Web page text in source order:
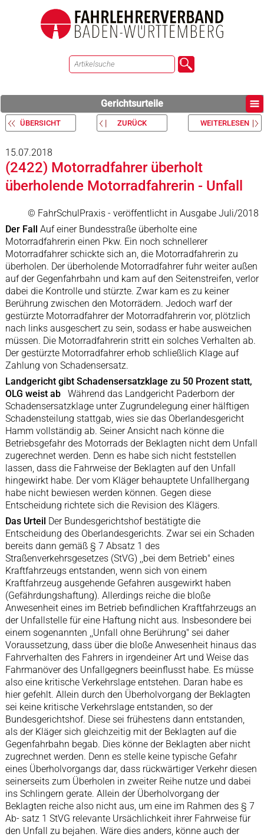
Gerichtsurteile
ÜBERSICHT ZURÜCK WEITERLESEN
15.07.2018
(2422) Motorradfahrer überholt
überholende Motorradfahrerin - Unfall
© FahrSchulPraxis - veröffentlicht in Ausgabe Juli/2018
Der Fall Auf einer Bundesstraße überholte eine
Motorradfahrerin einen Pkw. Ein noch schnellerer
Motorradfahrer schickte sich an, die Motorradfahrerin zu
überholen. Der überholende Motorradfahrer fuhr weiter außen
auf der Gegenfahrbahn und kam auf den Seitenstreifen, verlor
dabei die Kontrolle und stürzte. Zwar kam es zu keiner
Berührung zwischen den Motorrädern. Jedoch warf der
gestürzte Motorradfahrer der Motorradfahrerin vor, plötzlich
nach links ausgeschert zu sein, sodass er habe ausweichen
müssen. Die Motorradfahrerin stritt ein solches Verhalten ab.
Der gestürzte Motorradfahrer erhob schließlich Klage auf
Zahlung von Schadensersatz.
Landgericht gibt Schadensersatzklage zu 50 Prozent statt,
OLG weist abWährend das Landgericht Paderborn der
Schadensersatzklage unter Zugrundelegung einer hälftigen
Schadensteilung stattgab, wies sie das Oberlandesgericht
Hamm vollständig ab. Seiner Ansicht nach könne die
Betriebsgefahr des Motorrads der Beklagten nicht dem Unfall
zugerechnet werden. Denn es habe sich nicht feststellen
lassen, dass die Fahrweise der Beklagten auf den Unfall
hingewirkt habe. Der vom Kläger behauptete Unfallhergang
habe nicht bewiesen werden können. Gegen diese
Entscheidung richtete sich die Revision des Klägers.
Das Urteil Der Bundesgerichtshof bestätigte die
Entscheidung des Oberlandesgerichts. Zwar sei ein Schaden
bereits dann gemäß § 7 Absatz 1 des
Straßenverkehrsgesetzes (StVG) ,,bei dem Betrieb" eines
Kraftfahrzeugs entstanden, wenn sich von einem
Kraftfahrzeug ausgehende Gefahren ausgewirkt haben
(Gefährdungshaftung). Allerdings reiche die bloße
Anwesenheit eines im Betrieb befindlichen Kraftfahrzeugs an
der Unfallstelle für eine Haftung nicht aus. Insbesondere bei
einem sogenannten ,,Unfall ohne Berührung" sei daher
Voraussetzung, dass über die bloße Anwesenheit hinaus das
Fahrverhalten des Fahrers in irgendeiner Art und Weise das
Fahrmanöver des Unfallgegners beeinflusst habe. Es müsse
also eine kritische Verkehrslage entstehen. Daran habe es
hier gefehlt. Allein durch den Überholvorgang der Beklagten
sei keine kritische Verkehrslage entstanden, so der
Bundesgerichtshof. Diese sei frühestens dann entstanden,
als der Kläger sich gleichzeitig mit der Beklagten auf die
Gegenfahrbahn begab. Dies könne der Beklagten aber nicht
zugrechnet werden. Denn es stelle keine typische Gefahr
eines Überholvorgangs dar, dass rückwärtiger Verkehr diesen
seinerseits zum Überholen in zweiter Reihe nutze und dabei
ins Schlingern gerate. Allein der Überholvorgang der
Beklagten reiche also nicht aus, um eine im Rahmen des § 7
Ab- satz 1 StVG relevante Ursächlichkeit ihrer Fahrweise für
den Unfall zu bejahen. Wäre dies anders, könne auch der